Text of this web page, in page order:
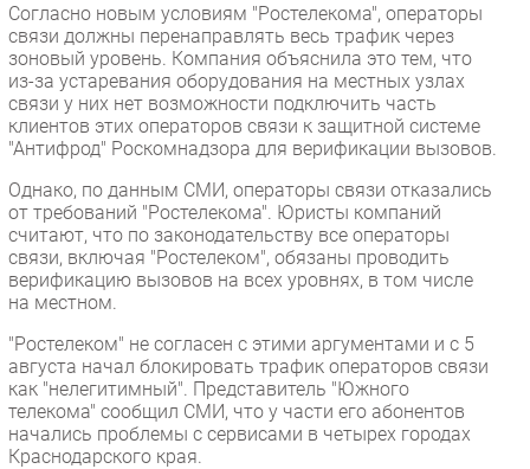
Согласно новым условиям "Ростелекома", операторы
связи должны перенаправлять весь трафик через
зоновый уровень. Компания объяснила это тем, что
из-за устаревания оборудования на местных узлах
связи у них нет возможности подключить часть
клиентов этих операторов связи к защитной системе
"Антифрод" Роскомнадзора для верификации вызовов.
Однако, по данным СМИ, операторы связи отказались
от требований "Ростелекома". Юристы компаний
считают, что по законодательству все операторы
связи, включая "Ростелеком", обязаны проводить
верификацию вызовов на всех уровнях, в том числе
на местном.
"Ростелеком" не согласен с этими аргументами и с 5
августа начал блокировать трафик операторов связи
как "нелегитимный". Представитель "Южного
телекома" сообщил СМИ, что у части его абонентов
начались проблемы с сервисами в четырех городах
Краснодарского края.